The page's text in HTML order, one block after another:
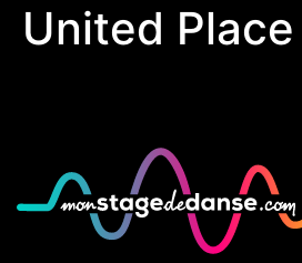
United Place